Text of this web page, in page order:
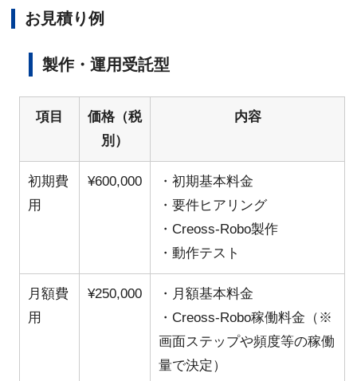
お見積り例
製作・運用受託型
項目
価格（税
別）
内容
初期費
用
¥600,000
・初期基本料金
・要件ヒアリング
・Creoss-Robo製作
・動作テスト
月額費
用
¥250,000
・月額基本料金
・Creoss-Robo稼働料金（※
画面ステップや頻度等の稼働
量で決定）